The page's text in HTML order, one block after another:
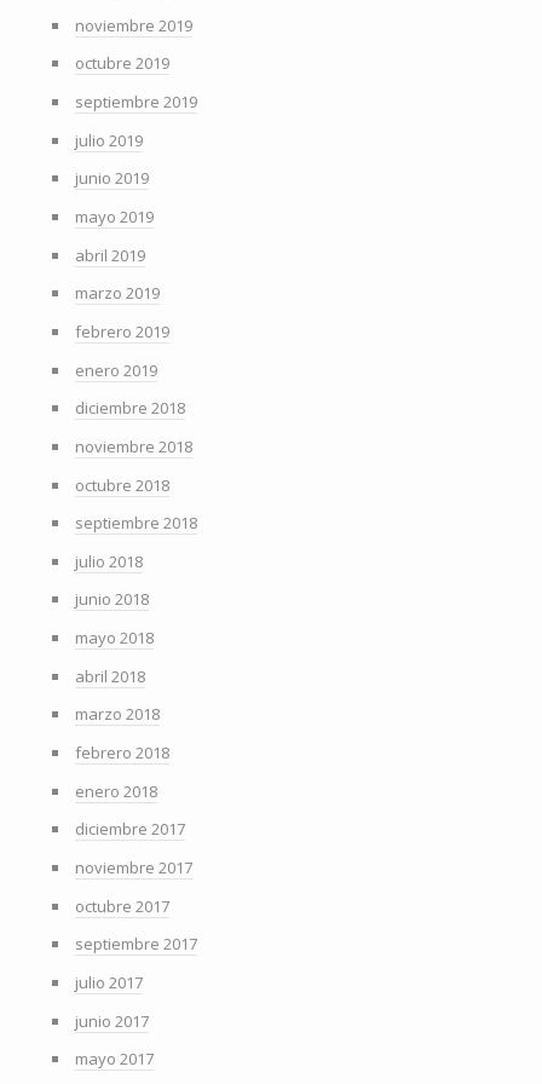
noviembre 2019
octubre 2019
septiembre 2019
julio 2019
junio 2019
mayo 2019
abril 2019
marzo 2019
febrero 2019
enero 2019
diciembre 2018
noviembre 2018
octubre 2018
septiembre 2018
julio 2018
junio 2018
mayo 2018
abril 2018
marzo 2018
febrero 2018
enero 2018
diciembre 2017
noviembre 2017
octubre 2017
septiembre 2017
julio 2017
junio 2017
mayo 2017